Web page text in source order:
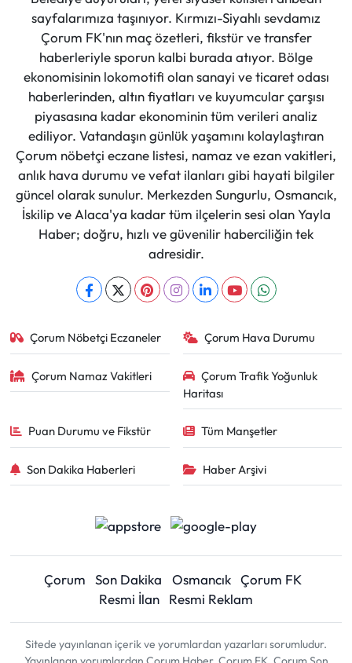
sayfalarımıza taşınıyor. Kırmızı-Siyahlı sevdamız
Çorum FK'nın maç özetleri, fikstür ve transfer
haberleriyle sporun kalbi burada atıyor. Bölge
ekonomisinin lokomotifi olan sanayi ve ticaret odası
haberlerinden, altın fiyatları ve kuyumcular çarşısı
piyasasına kadar ekonominin tüm verileri analiz
ediliyor. Vatandaşın günlük yaşamını kolaylaştıran
Çorum nöbetçi eczane listesi, namaz ve ezan vakitleri,
anlık hava durumu ve vefat ilanları gibi hayati bilgiler
güncel olarak sunulur. Merkezden Sungurlu, Osmancık,
İskilip ve Alaca'ya kadar tüm ilçelerin sesi olan Yayla
Haber; doğru, hızlı ve güvenilir haberciliğin tek
adresidir.
Çorum Nöbetçi Eczaneler Çorum Hava Durumu
Çorum Namaz Vakitleri
Çorum Trafik Yoğunluk
Haritası
Puan Durumu ve Fikstür Tüm Manşetler
Son Dakika Haberleri Haber Arşivi
Çorum Son Dakika Osmancık Çorum FK
Resmi İlan
Resmi Reklam
Sitede yayınlanan içerik ve yorumlardan yazarları sorumludur.